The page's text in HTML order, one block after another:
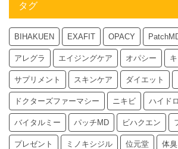
タグ
BIHAKUEN EXAFIT OPACY
アレグラ エイジングケア オパシー
サプリメント スキンケア ダイエット
ドクターズファーマシー ニキビ ハイド
バイタルミー パッチMD ビハクエン
プレゼント ミノキシジル 位元堂 体臭